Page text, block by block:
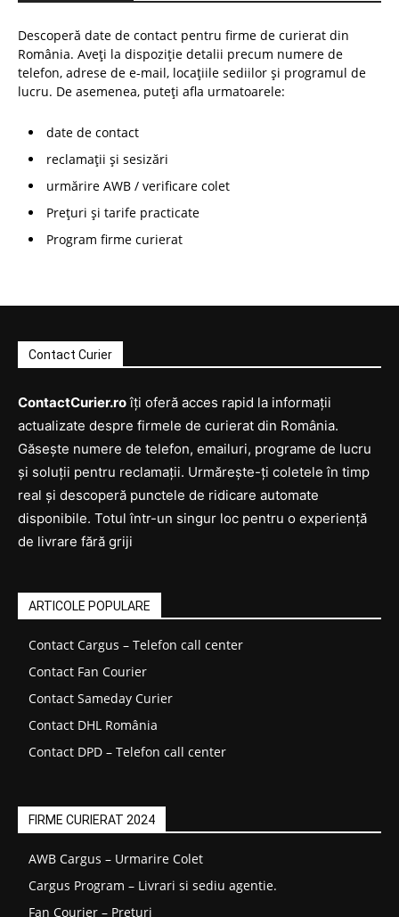
Descoperă date de contact pentru firme de curierat din
România. Aveți la dispoziție detalii precum numere de
telefon, adrese de e-mail, locațiile sediilor și programul de
lucru. De asemenea, puteți afla urmatoarele:
date de contact
reclamații și sesizări
urmărire AWB / verificare colet
Prețuri și tarife practicate
Program firme curierat
Contact Curier
ContactCurier.roîți oferă acces rapid la informații
actualizate despre firmele de curierat din România.
Găsește numere de telefon, emailuri, programe de lucru
și soluții pentru reclamații. Urmărește-ți coletele în timp
real și descoperă punctele de ridicare automate
disponibile. Totul într-un singur loc pentru o experiență
de livrare fără griji
ARTICOLE POPULARE
Contact Cargus – Telefon call center
Contact Fan Courier
Contact Sameday Curier
Contact DHL România
Contact DPD – Telefon call center
FIRME CURIERAT 2024
AWB Cargus – Urmarire Colet
Cargus Program – Livrari si sediu agentie.
Fan Courier – Prețuri